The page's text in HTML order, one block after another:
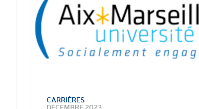
CARRIÈRES
DÉCEMBRE 2023